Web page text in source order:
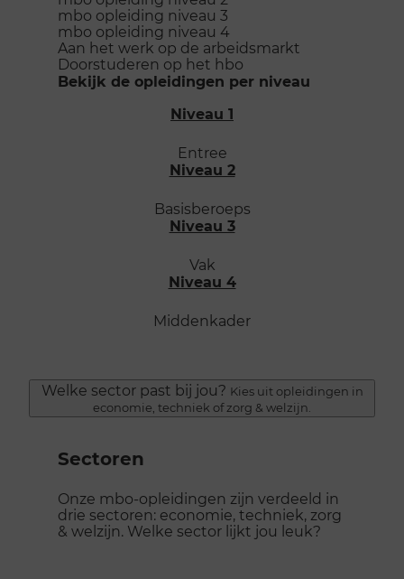
mbo opleiding niveau 3
mbo opleiding niveau 4
Aan het werk op de arbeidsmarkt
Doorstuderen op het hbo
Bekijk de opleidingen per niveau
Niveau 1
Entree
Niveau 2
Basisberoeps
Niveau 3
Vak
Niveau 4
Middenkader
Welke sector past bij jou? Kies uit opleidingen in
economie, techniek of zorg & welzijn.
Sectoren
Onze mbo-opleidingen zijn verdeeld in
drie sectoren: economie, techniek, zorg
& welzijn. Welke sector lijkt jou leuk?